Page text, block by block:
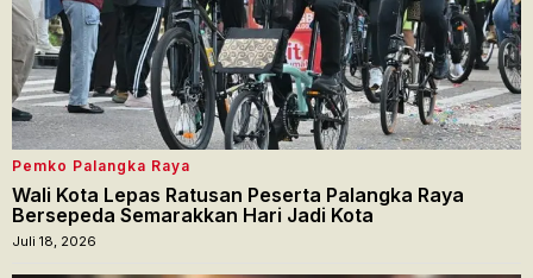
Pemko Palangka Raya
Wali Kota Lepas Ratusan Peserta Palangka Raya
Bersepeda Semarakkan Hari Jadi Kota
Juli 18, 2026